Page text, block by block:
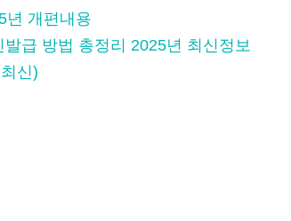
년 개편내용
급 방법 총정리 2025년 최신정보
신)